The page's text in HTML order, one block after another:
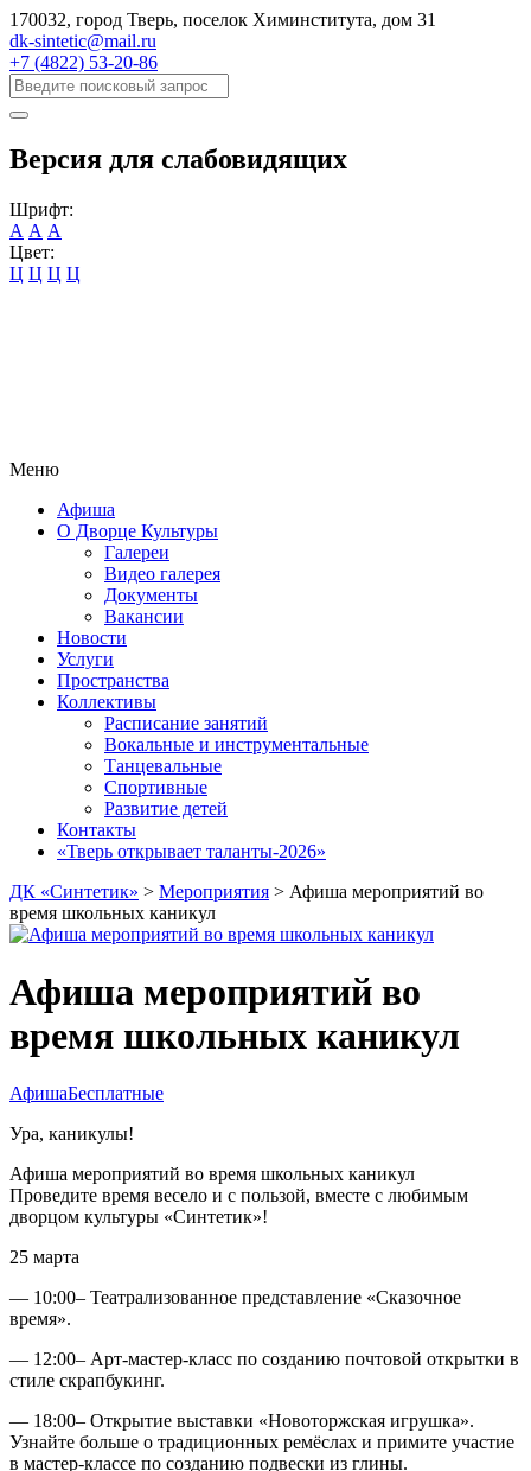
170032, город Тверь, поселок Химинститута, дом 31
dk-sintetic@mail.ru
+7 (4822) 53-20-86
Версия для слабовидящих
Шрифт:
А А А
Цвет:
Ц Ц Ц Ц
Меню
Афиша
О Дворце Культуры
Галереи
Видео галерея
Документы
Вакансии
Новости
Услуги
Пространства
Коллективы
Расписание занятий
Вокальные и инструментальные
Танцевальные
Спортивные
Развитие детей
Контакты
«Тверь открывает таланты-2026»
ДК «Синтетик» > Мероприятия > Афиша мероприятий во
время школьных каникул
Афиша мероприятий во
время школьных каникул
АфишаБесплатные
Ура, каникулы!
Афиша мероприятий во время школьных каникул
Проведите время весело и с пользой, вместе с любимым
дворцом культуры «Синтетик»!
25 марта
— 10:00– Театрализованное представление «Сказочное
время».
— 12:00– Арт-мастер-класс по созданию почтовой открытки в
стиле скрапбукинг.
— 18:00– Открытие выставки «Новоторжская игрушка».
Узнайте больше о традиционных ремёслах и примите участие
в мастер-классе по созданию подвески из глины.